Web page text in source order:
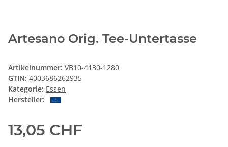
Artesano Orig. Tee-Untertasse
Artikelnummer: VB10-4130-1280
GTIN: 4003686262935
Kategorie: Essen
Hersteller:
13,05 CHF